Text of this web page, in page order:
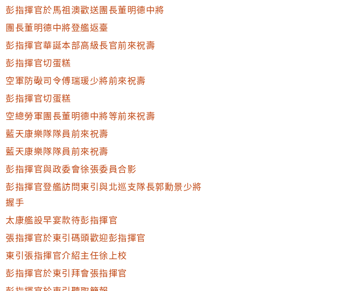
彭指揮官於馬祖澳歡送團長董明德中將
團長董明德中將登艦返臺
彭指揮官華誕本部高級長官前來祝壽
彭指揮官切蛋糕
空軍防礮司令傅瑞瑗少將前來祝壽
彭指揮官切蛋糕
空總勞軍團長董明德中將等前來祝壽
藍天康樂隊隊員前來祝壽
藍天康樂隊隊員前來祝壽
彭指揮官與政委會徐張委員合影
彭指揮官登艦訪問東引與北巡支隊長郭勳景少將
握手
太康艦設早宴款待彭指揮官
張指揮官於東引碼頭歡迎彭指揮官
東引張指揮官介紹主任徐上校
彭指揮官於東引拜會張指揮官